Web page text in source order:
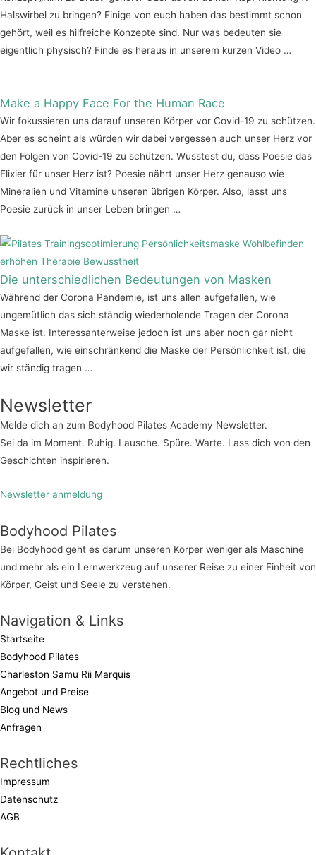
Halswirbel zu bringen? Einige von euch haben das bestimmt schon
gehört, weil es hilfreiche Konzepte sind. Nur was bedeuten sie
eigentlich physisch? Finde es heraus in unserem kurzen Video …
Make a Happy Face For the Human Race
Wir fokussieren uns darauf unseren Körper vor Covid-19 zu schützen.
Aber es scheint als würden wir dabei vergessen auch unser Herz vor
den Folgen von Covid-19 zu schützen. Wusstest du, dass Poesie das
Elixier für unser Herz ist? Poesie nährt unser Herz genauso wie
Mineralien und Vitamine unseren übrigen Körper. Also, lasst uns
Poesie zurück in unser Leben bringen …
Die unterschiedlichen Bedeutungen von Masken
Während der Corona Pandemie, ist uns allen aufgefallen, wie
ungemütlich das sich ständig wiederholende Tragen der Corona
Maske ist. Interessanterweise jedoch ist uns aber noch gar nicht
aufgefallen, wie einschränkend die Maske der Persönlichkeit ist, die
wir ständig tragen …
Newsletter
Melde dich an zum Bodyhood Pilates Academy Newsletter.
Sei da im Moment. Ruhig. Lausche. Spüre. Warte. Lass dich von den
Geschichten inspirieren.
Newsletter anmeldung
Bodyhood Pilates
Bei Bodyhood geht es darum unseren Körper weniger als Maschine
und mehr als ein Lernwerkzeug auf unserer Reise zu einer Einheit von
Körper, Geist und Seele zu verstehen.
Navigation & Links
Startseite
Bodyhood Pilates
Charleston Samu Rii Marquis
Angebot und Preise
Blog und News
Anfragen
Rechtliches
Impressum
Datenschutz
AGB